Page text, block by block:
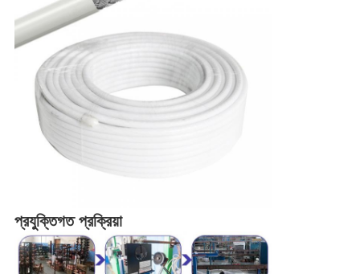
প্রযুক্তিগত প্রক্রিয়া